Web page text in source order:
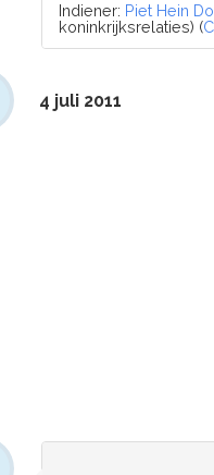
Indiener: Piet Hein
koninkrijksrelaties) (
4 juli 2011